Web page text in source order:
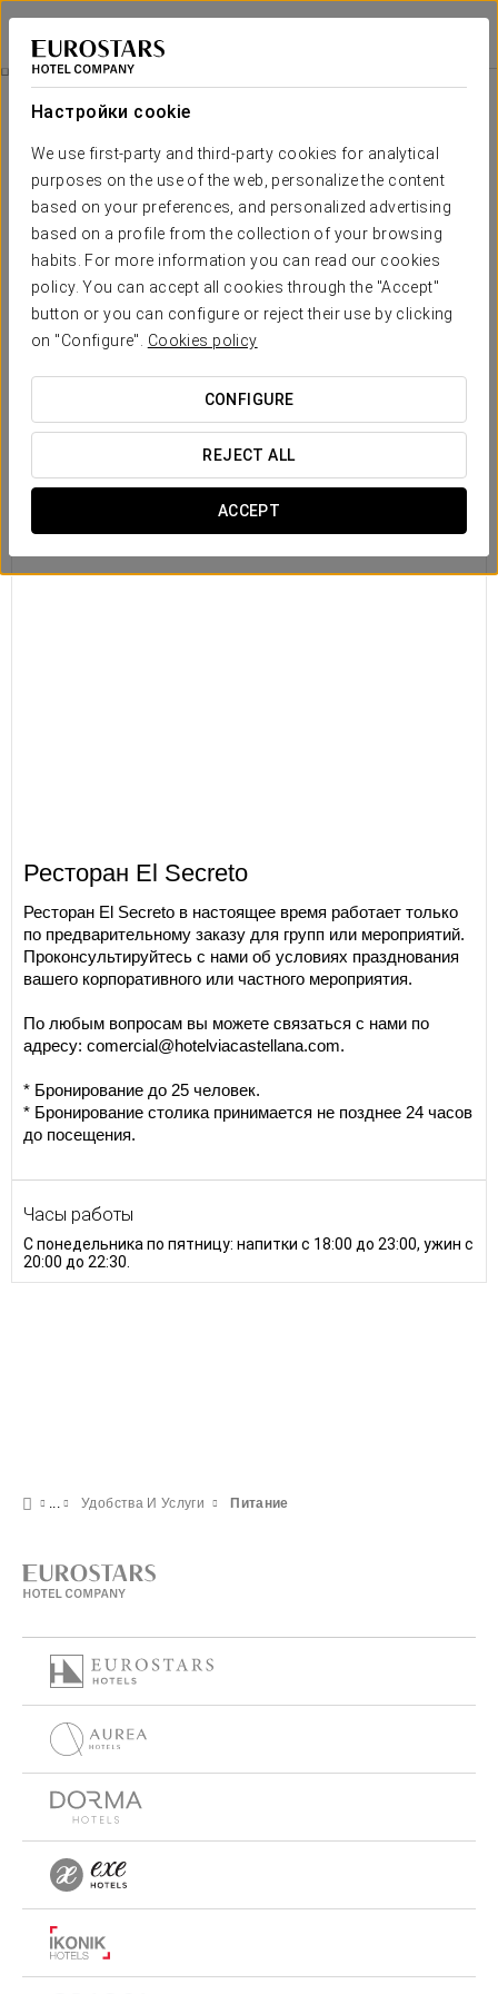
Настройки cookie
We use first-party and third-party cookies for analytical
purposes on the use of the web, personalize the content
based on your preferences, and personalized advertising
based on a profile from the collection of your browsing
habits. For more information you can read our cookies
policy. You can accept all cookies through the "Accept"
button or you can configure or reject their use by clicking
on "Configure". Cookies policy
CONFIGURE
REJECT ALL
ACCEPT
Crisol Vía Castellana
МАДРИД
Питание
Ресторан El Secreto
Ресторан El Secreto в настоящее время работает только
по предварительному заказу для групп или мероприятий.
Проконсультируйтесь с нами об условиях празднования
вашего корпоративного или частного мероприятия.
По любым вопросам вы можете связаться с нами по
адресу: comercial@hotelviacastellana.com.
* Бронирование до 25 человек.
* Бронирование столика принимается не позднее 24 часов
до посещения.
Часы работы
С понедельника по пятницу: напитки с 18:00 до 23:00, ужин с
20:00 до 22:30.
Удобства И Услуги Питание